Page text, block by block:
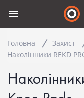
Головна Захист
Наколінники REKD